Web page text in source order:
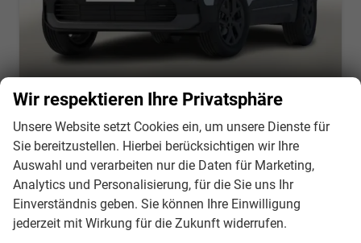
JEEP Compass
unverbindliche Lieferzeit:09.10.2026 Fahrzeug mit Tageszulassung
Fahrzeugnr. 135462 Getriebe Automatik
Kraftstoff Benzin Außenfarbe Antarctica Weiß Metallic
Leistung 100 kW (136 PS) Kilometerstand 10 km
Wir respektieren Ihre Privatsphäre
Unsere Website setzt Cookies ein, um unsere Dienste für
Sie bereitzustellen. Hierbei berücksichtigen wir Ihre
Auswahl und verarbeiten nur die Daten für Marketing,
Analytics und Personalisierung, für die Sie uns Ihr
Einverständnis geben. Sie können Ihre Einwilligung
jederzeit mit Wirkung für die Zukunft widerrufen.